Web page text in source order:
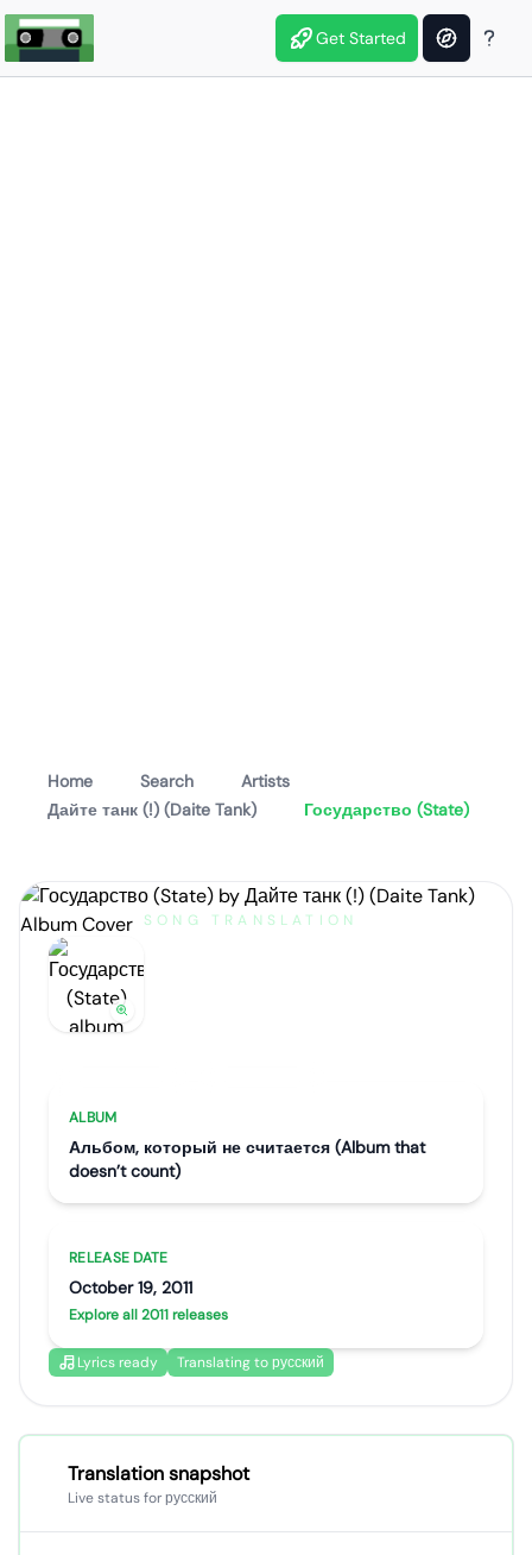
Get Started
Home Search
Artists
Дайте танк (!) (Daite Tank)
Государство (State)
SONG TRANSLATION
ALBUM
Альбом, который не считается (Album that
doesn’t count)
RELEASE DATE
October 19, 2011
Explore all 2011 releases
Lyrics ready Translating to русский
Translation snapshot
Live status for русский